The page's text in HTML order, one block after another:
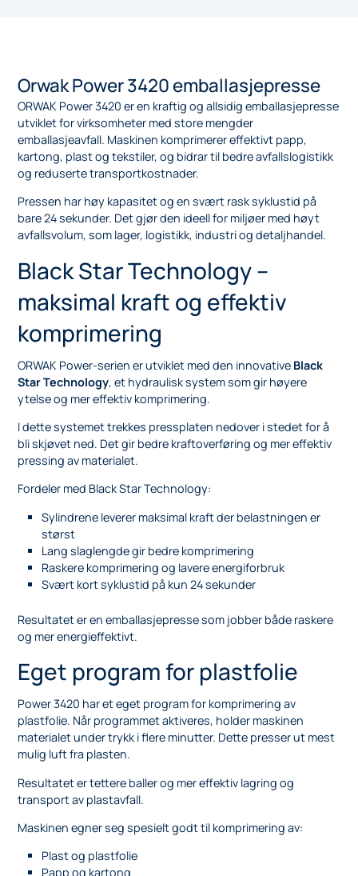
Orwak Power 3420 emballasjepresse
ORWAK Power 3420 er en kraftig og allsidig emballasjepresse
utviklet for virksomheter med store mengder
emballasjeavfall. Maskinen komprimerer effektivt papp,
kartong, plast og tekstiler, og bidrar til bedre avfallslogistikk
og reduserte transportkostnader.
Pressen har høy kapasitet og en svært rask syklustid på
bare 24 sekunder. Det gjør den ideell for miljøer med høyt
avfallsvolum, som lager, logistikk, industri og detaljhandel.
Black Star Technology –
maksimal kraft og effektiv
komprimering
ORWAK Power-serien er utviklet med den innovative Black
Star Technology, et hydraulisk system som gir høyere
ytelse og mer effektiv komprimering.
I dette systemet trekkes pressplaten nedover i stedet for å
bli skjøvet ned. Det gir bedre kraftoverføring og mer effektiv
pressing av materialet.
Fordeler med Black Star Technology:
Sylindrene leverer maksimal kraft der belastningen er
størst
Lang slaglengde gir bedre komprimering
Raskere komprimering og lavere energiforbruk
Svært kort syklustid på kun 24 sekunder
Resultatet er en emballasjepresse som jobber både raskere
og mer energieffektivt.
Eget program for plastfolie
Power 3420 har et eget program for komprimering av
plastfolie. Når programmet aktiveres, holder maskinen
materialet under trykk i flere minutter. Dette presser ut mest
mulig luft fra plasten.
Resultatet er tettere baller og mer effektiv lagring og
transport av plastavfall.
Maskinen egner seg spesielt godt til komprimering av:
Plast og plastfolie
Papp og kartong